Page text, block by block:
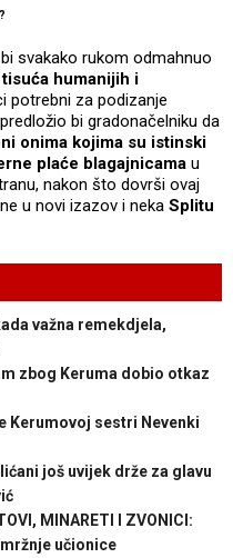
svakako rukom odmahnuo
humanijih i
potrebni za podizanje
bi gradonačelniku da
onima kojima su istinski
plaće blagajnicama u
nakon što dovrši ovaj
u novi izazov i neka Splitu
važna remekdjela,
zbog Keruma dobio otkaz
Kerumovoj sestri Nevenki
još uvijek drže za glavu
MINARETI I ZVONICI:
učionice